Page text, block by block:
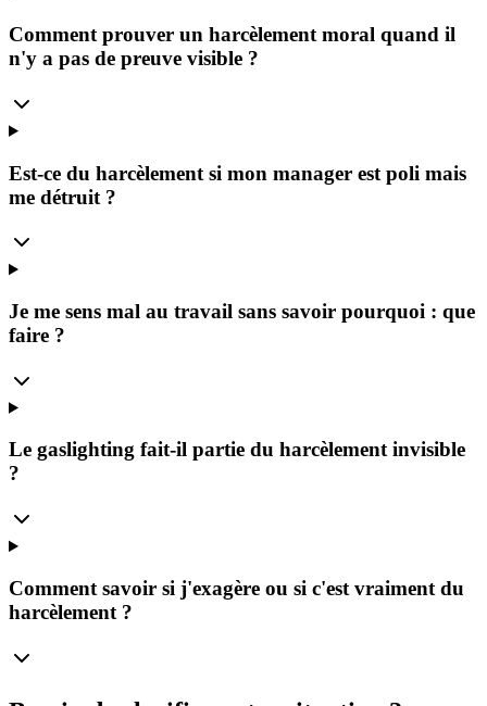
Comment prouver un harcèlement moral quand il
n'y a pas de preuve visible ?
Est-ce du harcèlement si mon manager est poli mais
me détruit ?
Je me sens mal au travail sans savoir pourquoi : que
faire ?
Le gaslighting fait-il partie du harcèlement invisible
?
Comment savoir si j'exagère ou si c'est vraiment du
harcèlement ?